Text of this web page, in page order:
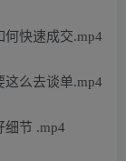
快速成交.mp4
么去谈单.mp4
细节 .mp4